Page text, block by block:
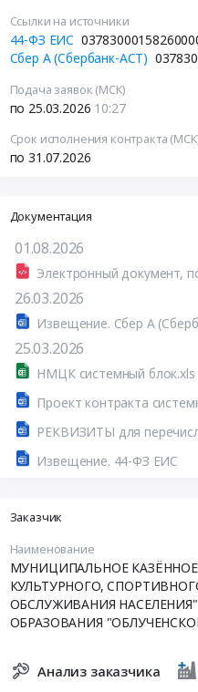
Ссылки на источники
44-ФЗ ЕИС
Сбер А (Сбербанк-АСТ)
Подача заявок (МСК)
по 25.03.2026 10:27
Срок исполнения контракта
по 31.07.2026
Документация
01.08.2026
26.03.2026
Извещение. Сбер А
25.03.2026
НМЦК системный блок.xls
Извещение. 44-ФЗ ЕИС
Заказчик
Наименование
МУНИЦИПАЛЬНОЕ
КУЛЬТУРНОГО,
ОБСЛУЖИВАНИЯ
ОБРАЗОВАНИЯ
Анализ заказчика